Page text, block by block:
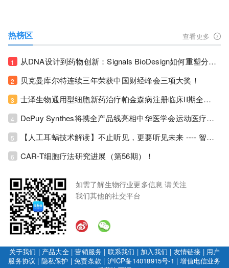
热榜区 查看更多
1 从DNA设计到药物创新：Signals BioDesign如何重塑分子生物学研发生态！
2 贝克曼库尔特连续三年荣获中国财经峰会三项大奖！
3 士泽生物通用型细胞新药治疗帕金森病注册临床II期全部入组完成！
4 DePuy Synthes将携全产品线亮相中华医学会运动医疗分会大会，加码布局中国运动医学创新赛道！
5 【人工耳蜗技术解读】不止听见，更要听见未来 ---- 智能耳蜗，开启人工耳蜗技术新纪元！
6 CAR-T细胞疗法研究进展（第56期）！
如需了解生物行业更多信息 请关注
我们其他的社交平台
关于我们 | 产品大全|营销服务 | 联系我们 | 加入我们 | 友情链接 | 用户
服务协议 | 隐私保护 |免责条款 | 沪ICP备14018915号-1 |增值电信业务